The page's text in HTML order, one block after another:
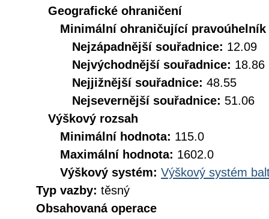
Geografické ohraničení
Minimální ohraničující pravoúhelník
Nejzápadnější souřadnice: 12.09
Nejvýchodnější souřadnice: 18.86
Nejjižnější souřadnice: 48.55
Nejsevernější souřadnice: 51.06
Výškový rozsah
Minimální hodnota: 115.0
Maximální hodnota: 1602.0
Výškový systém: Výškový systém
Typ vazby: těsný
Obsahovaná operace